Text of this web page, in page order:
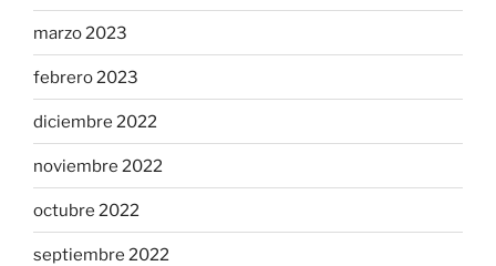
marzo 2023
febrero 2023
diciembre 2022
noviembre 2022
octubre 2022
septiembre 2022